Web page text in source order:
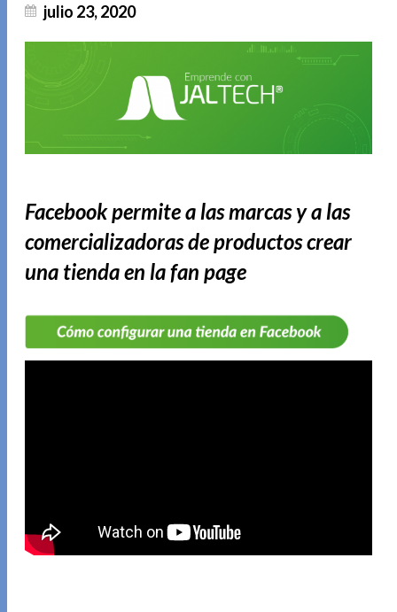
julio 23, 2020
Facebook permite a las marcas y a las
comercializadoras de productos crear
una tienda en la fan page